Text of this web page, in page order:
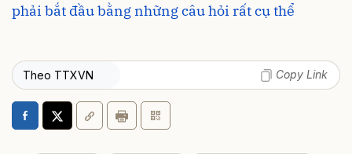
phải bắt đầu bằng những câu hỏi rất cụ thể
Theo TTXVN Copy Link